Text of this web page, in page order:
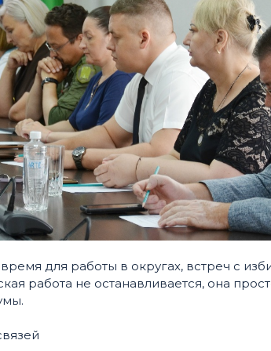
для работы в округах, встреч с
работа не останавливается, она